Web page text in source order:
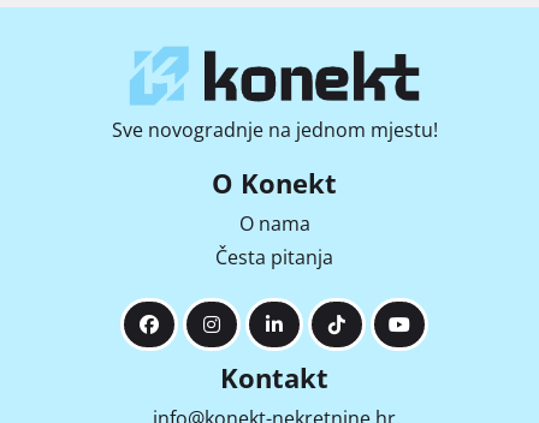
Sve novogradnje na jednom mjestu!
O Konekt
O nama
Česta pitanja
Kontakt